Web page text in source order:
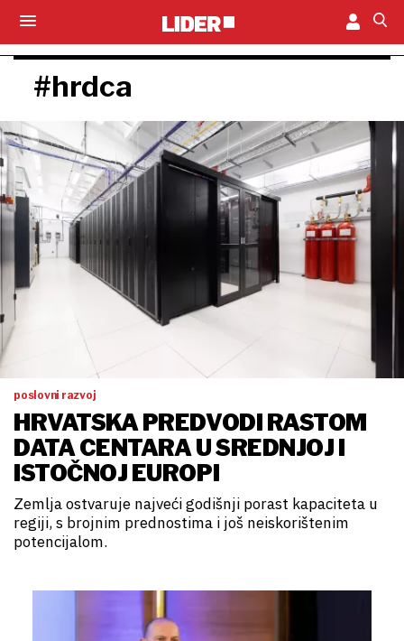
#hrdca
poslovni razvoj
HRVATSKA PREDVODI RASTOM
DATA CENTARA U SREDNJOJ I
ISTOČNOJ EUROPI
Zemlja ostvaruje najveći godišnji porast kapaciteta u
regiji, s brojnim prednostima i još neiskorištenim
potencijalom.